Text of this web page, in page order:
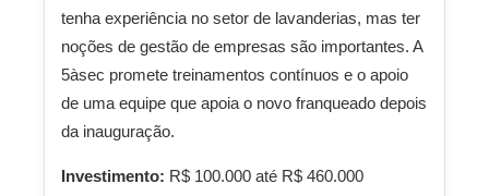
tenha experiência no setor de lavanderias, mas ter
noções de gestão de empresas são importantes. A
5àsec promete treinamentos contínuos e o apoio
de uma equipe que apoia o novo franqueado depois
da inauguração.
Investimento: R$ 100.000 até R$ 460.000